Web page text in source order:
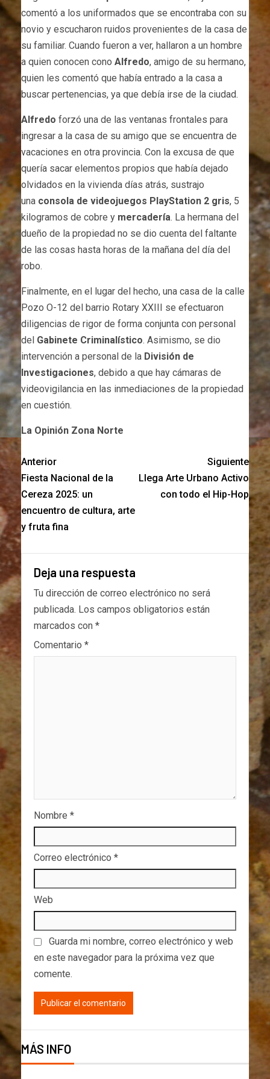
comentó a los uniformados que se encontraba con su
novio y escucharon ruidos provenientes de la casa de
su familiar. Cuando fueron a ver, hallaron a un hombre
a quien conocen cono Alfredo, amigo de su hermano,
quien les comentó que había entrado a la casa a
buscar pertenencias, ya que debía irse de la ciudad.
Alfredo forzó una de las ventanas frontales para
ingresar a la casa de su amigo que se encuentra de
vacaciones en otra provincia. Con la excusa de que
quería sacar elementos propios que había dejado
olvidados en la vivienda días atrás, sustrajo
una consola de videojuegos PlayStation 2 gris, 5
kilogramos de cobre y mercadería. La hermana del
dueño de la propiedad no se dio cuenta del faltante
de las cosas hasta horas de la mañana del día del
robo.
Finalmente, en el lugar del hecho, una casa de la calle
Pozo O-12 del barrio Rotary XXIII se efectuaron
diligencias de rigor de forma conjunta con personal
del Gabinete Criminalístico. Asimismo, se dio
intervención a personal de la División de
Investigaciones, debido a que hay cámaras de
videovigilancia en las inmediaciones de la propiedad
en cuestión.
La Opinión Zona Norte
Anterior
Fiesta Nacional de la
Cereza 2025: un
encuentro de cultura, arte
y fruta fina
Siguiente
Llega Arte Urbano Activo
con todo el Hip-Hop
Deja una respuesta
Tu dirección de correo electrónico no será
publicada. Los campos obligatorios están
marcados con *
Comentario *
Nombre *
Correo electrónico *
Web
Guarda mi nombre, correo electrónico y web
en este navegador para la próxima vez que
comente.
MÁS INFO